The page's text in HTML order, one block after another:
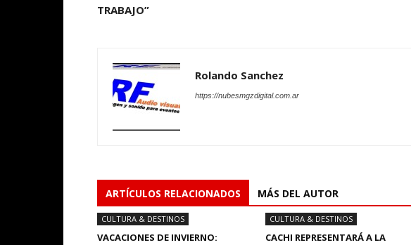
TRABAJO”
Rolando Sanchez
https://nubesmgzdigital.com.ar
ARTÍCULOS RELACIONADOS MÁS DEL AUTOR
CULTURA & DESTINOS
VACACIONES DE INVIERNO:
CULTURA & DESTINOS
CACHI REPRESENTARÁ A LA